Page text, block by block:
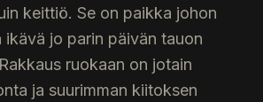
keittiö. Se on paikka johon
ikävä jo parin päivän tauon
ruokaan on jotain
ja suurimman kiitoksen